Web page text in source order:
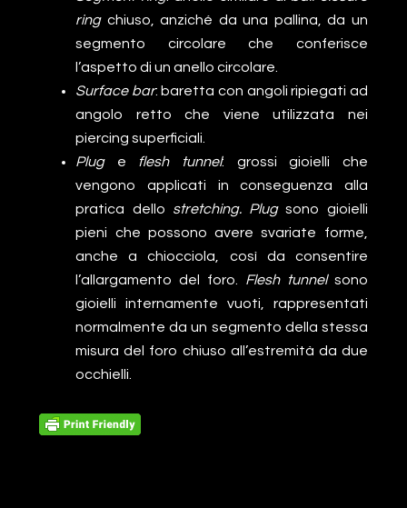
ringchiuso, anziché da una pallina, da un
segmento circolare che conferisce
l’aspetto di un anello circolare.
Surface bar: baretta con angoli ripiegati ad
angolo retto che viene utilizzata nei
piercing superficiali.
Pluge flesh tunnel: grossi gioielli che
vengono applicati in conseguenza alla
pratica dello stretching. Plugsono gioielli
pieni che possono avere svariate forme,
anche a chiocciola, così da consentire
l’allargamento del foro. Flesh tunnel sono
gioielli internamente vuoti, rappresentati
normalmente da un segmento della stessa
misura del foro chiuso all’estremità da due
occhielli.